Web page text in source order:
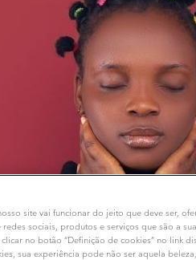
site vai funcionar do jeito que deve ser,
sociais, produtos e serviços que são a
no botão “Definição de cookies” no link
sua experiência pode não ser aquela